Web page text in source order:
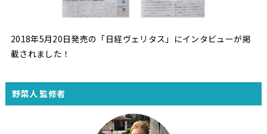
2018年5月20日発売の「日経ヴェリタス」にインタビューが掲
載されました！
野菜人 監修者